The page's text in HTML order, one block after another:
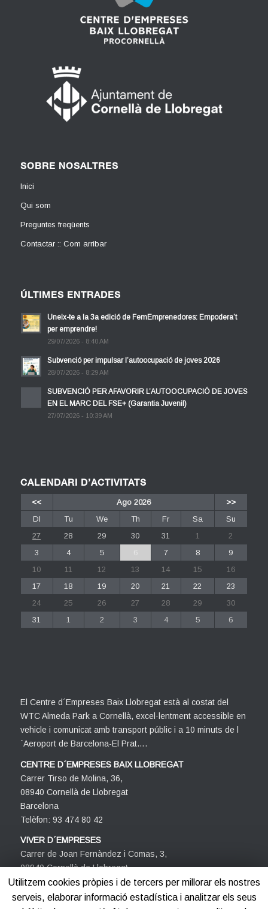
SOBRE NOSALTRES
Inici
Qui som
Preguntes freqüents
Contactar :: Com arribar
ÚLTIMES ENTRADES
Uneix-te a la 3a edició de FemEmprenedores: Empodera’t
per emprendre!
29/07/2026 - 8:40 AM
Subvenció per impulsar l’autoocupació de joves 2026
28/07/2026 - 8:29 AM
SUBVENCIÓ PER AFAVORIR L’AUTOOCUPACIÓ DE JOVES
EN EL MARC DEL FSE+ (Garantia Juvenil)
27/07/2026 - 10:39 AM
CALENDARI D’ACTIVITATS
<< Ago 2026
>>
Dl
Tu We Th Fr Sa
Su
27
28 29 30 31 1
2
3
4 5 6 7 8
9
10
11 12 13 14 15
16
17
18 19 20 21 22
23
24
25 26 27 28 29
30
31
1 2 3 4 5 6
El Centre d´Empreses Baix Llobregat està al costat del
WTC Almeda Park a Cornellà, excel·lentment accessible en
vehicle i comunicat amb transport públic i a 10 minuts de l
´Aeroport de Barcelona-El Prat….
CENTRE D´EMPRESES BAIX LLOBREGAT
Carrer Tirso de Molina, 36,
08940 Cornellà de Llobregat
Barcelona
Telèfon: 93 474 80 42
VIVER D´EMPRESES
Carrer de Joan Fernàndez i Comas, 3,
08940 Cornellà de Llobregat
Barcelona
Telèfon: 93 474 80 42
Utilitzem cookies pròpies i de tercers per millorar els nostres
serveis, elaborar informació estadística i analitzar els seus